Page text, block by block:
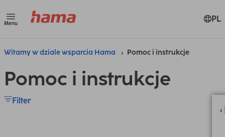
Menu PL
Witamy w dziale wsparcia Hama Pomoc i instrukcje
Pomoc i instrukcje
Filter